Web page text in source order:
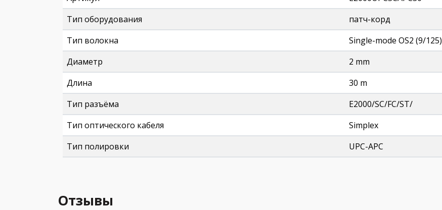
Тип оборудования
патч-корд
Тип волокна
Single-mode OS2 (9/125)
Диаметр
2 mm
Длина
30 m
Тип разъёма
E2000/SC/FC/ST/
Тип оптического кабеля
Simplex
Тип полировки
UPC-APC
Отзывы